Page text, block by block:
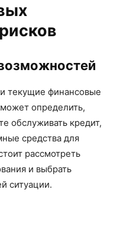
текущие финансовые
определить,
обслуживать кредит,
средства для
рассмотреть
и выбрать
ситуации.